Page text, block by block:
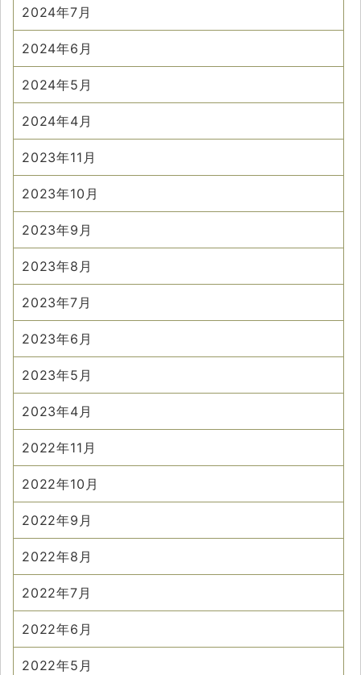
2024年7月
2024年6月
2024年5月
2024年4月
2023年11月
2023年10月
2023年9月
2023年8月
2023年7月
2023年6月
2023年5月
2023年4月
2022年11月
2022年10月
2022年9月
2022年8月
2022年7月
2022年6月
2022年5月